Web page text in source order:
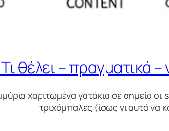
θέλει – πραγματικά –
χαριτωμένα γατάκια σε σημείο
τριχόμπαλες (ίσως γι’αυτό να